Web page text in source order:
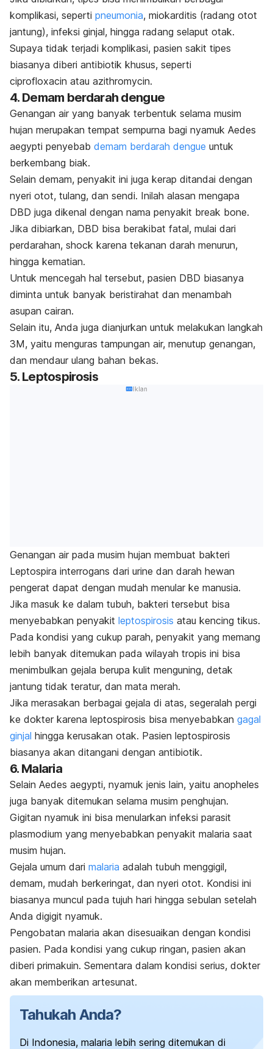
komplikasi, seperti pneumonia, miokarditis (radang otot
jantung), infeksi ginjal, hingga radang selaput otak.
Supaya tidak terjadi komplikasi, pasien sakit tipes
biasanya diberi antibiotik khusus, seperti
ciprofloxacin atau azithromycin.
4. Demam berdarah dengue
Genangan air yang banyak terbentuk selama musim
hujan merupakan tempat sempurna bagi nyamuk Aedes
aegypti penyebab demam berdarah dengue untuk
berkembang biak.
Selain demam, penyakit ini juga kerap ditandai dengan
nyeri otot, tulang, dan sendi. Inilah alasan mengapa
DBD juga dikenal dengan nama penyakit break bone.
Jika dibiarkan, DBD bisa berakibat fatal, mulai dari
perdarahan, shock karena tekanan darah menurun,
hingga kematian.
Untuk mencegah hal tersebut, pasien DBD biasanya
diminta untuk banyak beristirahat dan menambah
asupan cairan.
Selain itu, Anda juga dianjurkan untuk melakukan langkah
3M, yaitu menguras tampungan air, menutup genangan,
dan mendaur ulang bahan bekas.
5. Leptospirosis
Iklan
Genangan air pada musim hujan membuat bakteri
Leptospira interrogans dari urine dan darah hewan
pengerat dapat dengan mudah menular ke manusia.
Jika masuk ke dalam tubuh, bakteri tersebut bisa
menyebabkan penyakit leptospirosis atau kencing tikus.
Pada kondisi yang cukup parah, penyakit yang memang
lebih banyak ditemukan pada wilayah tropis ini bisa
menimbulkan gejala berupa kulit menguning, detak
jantung tidak teratur, dan mata merah.
Jika merasakan berbagai gejala di atas, segeralah pergi
ke dokter karena leptospirosis bisa menyebabkan gagal
ginjal hingga kerusakan otak. Pasien leptospirosis
biasanya akan ditangani dengan antibiotik.
6. Malaria
Selain Aedes aegypti, nyamuk jenis lain, yaitu anopheles
juga banyak ditemukan selama musim penghujan.
Gigitan nyamuk ini bisa menularkan infeksi parasit
plasmodium yang menyebabkan penyakit malaria saat
musim hujan.
Gejala umum dari malaria adalah tubuh menggigil,
demam, mudah berkeringat, dan nyeri otot. Kondisi ini
biasanya muncul pada tujuh hari hingga sebulan setelah
Anda digigit nyamuk.
Pengobatan malaria akan disesuaikan dengan kondisi
pasien. Pada kondisi yang cukup ringan, pasien akan
diberi primakuin. Sementara dalam kondisi serius, dokter
akan memberikan artesunat.
Tahukah Anda?
Di Indonesia, malaria lebih sering ditemukan di